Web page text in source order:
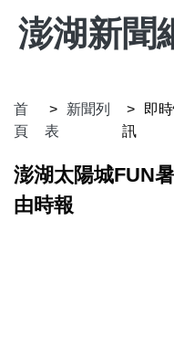
澎湖新聞
首
頁
新聞列
表
即
訊
澎湖太陽城FUN
由時報